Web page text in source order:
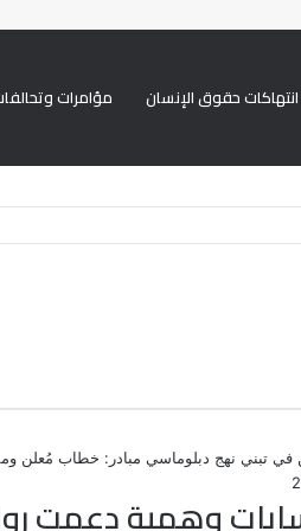
مؤامرات انتهاكات حقوق الإنسان
وهمية دعمت